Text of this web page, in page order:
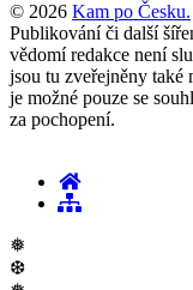
© 2026 Kam po Česku.
Publikování či další
vědomí redakce není
jsou tu zveřejněny také
je možné pouze se
za pochopení.
❅
❆